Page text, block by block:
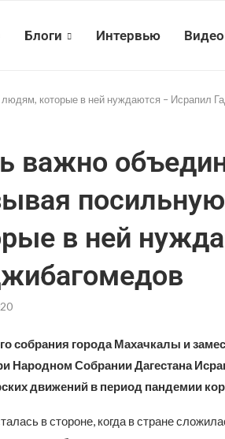
Блоги Интервью Видео
которые в ней нуждаются – Исрапил
важно
в ней
собрания города Махачкалы и
Народном Собрании Дагестана
движений в период пандемии
в стороне, когда в стране